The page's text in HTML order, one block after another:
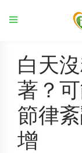
白天
著？
節律
增